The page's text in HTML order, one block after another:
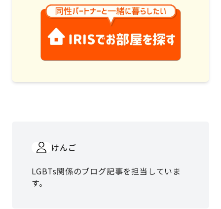
けんご
LGBTs関係のブログ記事を担当していま
す。